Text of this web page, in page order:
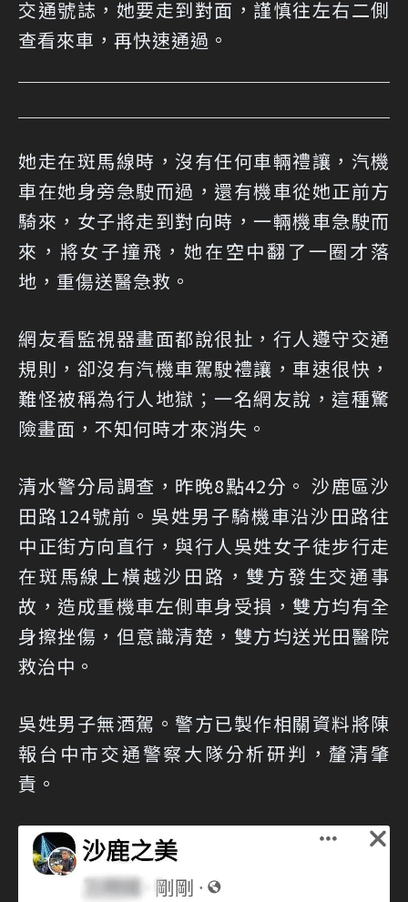
交通號誌，她要走到對面，謹慎往左右二側
查看來車，再快速通過。
她走在斑馬線時，沒有任何車輛禮讓，汽機
車在她身旁急駛而過，還有機車從她正前方
騎來，女子將走到對向時，一輛機車急駛而
來，將女子撞飛，她在空中翻了一圈才落
地，重傷送醫急救。
網友看監視器畫面都說很扯，行人遵守交通
規則，卻沒有汽機車駕駛禮讓，車速很快，
難怪被稱為行人地獄；一名網友說，這種驚
險畫面，不知何時才來消失。
清水警分局調查，昨晚8點42分。 沙鹿區沙
田路124號前。吳姓男子騎機車沿沙田路往
中正街方向直行，與行人吳姓女子徒步行走
在斑馬線上橫越沙田路，雙方發生交通事
故，造成重機車左側車身受損，雙方均有全
身擦挫傷，但意識清楚，雙方均送光田醫院
救治中。
吳姓男子無酒駕。警方已製作相關資料將陳
報台中市交通警察大隊分析研判，釐清肇
責。